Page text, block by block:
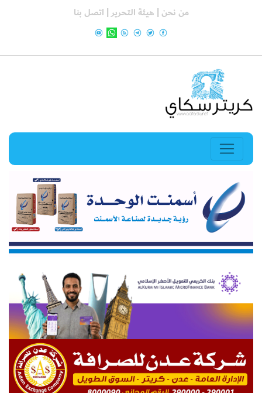
من نحن | هيئة التحرير | اتصل بنا